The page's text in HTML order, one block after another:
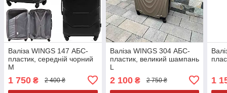
Валіза WINGS 147 АБС-
пластик, середній чорний
M
1 750 ₴ 2 400 ₴
Валіза WINGS 304 АБС-
пластик, великий шампань
L
2 100₴ 2 750 ₴ 1